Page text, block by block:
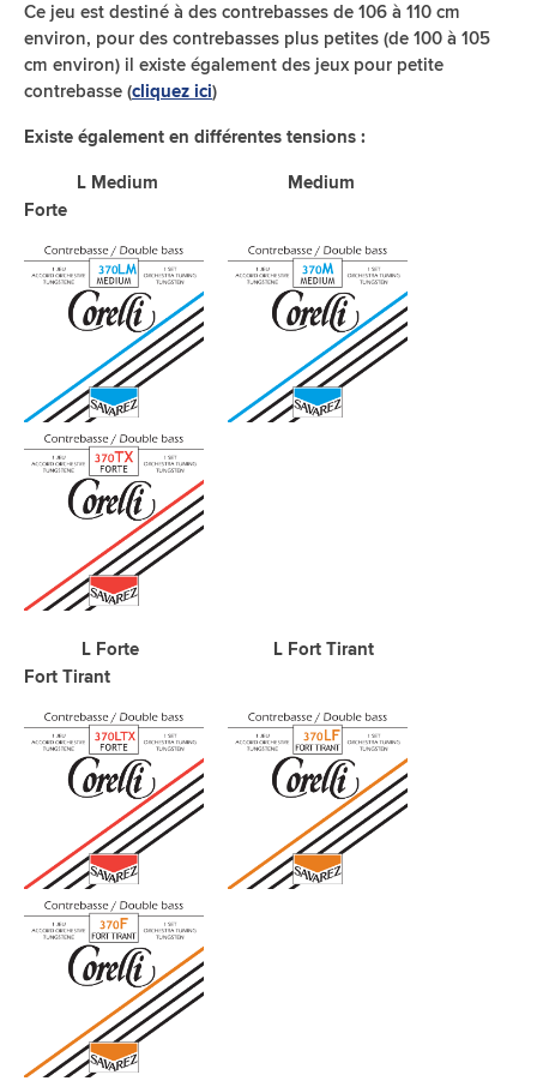
Ce jeu est destiné à des contrebasses de 106 à 110 cm
environ, pour des contrebasses plus petites (de 100 à 105
cm environ) il existe également des jeux pour petite
contrebasse (cliquez ici)
Existe également en différentes tensions :
L Medium Medium
Forte
L Forte L Fort Tirant
Fort Tirant